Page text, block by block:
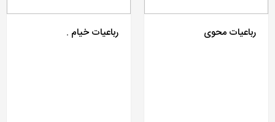
رباعیات محوی رباعیات خیام .